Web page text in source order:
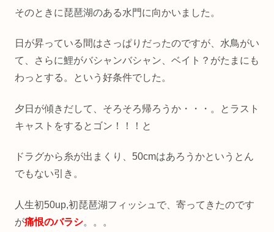
そのときに琵琶湖のある水門に向かいました。
日が昇っている間はさっぱりだったのですが、水鳥がい
て、さらに鯉がバシャンバシャン、ベイト？がたまにも
わっとする。という好条件でした。
夕日が傾きだして、そろそろ帰ろうか・・・。とラスト
キャストをするとゴン！！！と
ドラグから糸が出まくり、50cmはあろうかというとん
でもない引き。
人生初50up,初琵琶湖フィッシュで、寄ってきたのです
が痛恨のバラシ。。。